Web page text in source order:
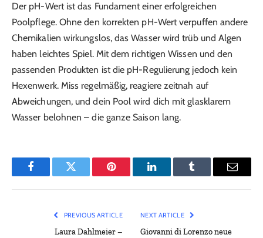
Der pH-Wert ist das Fundament einer erfolgreichen
Poolpflege. Ohne den korrekten pH-Wert verpuffen andere
Chemikalien wirkungslos, das Wasser wird trüb und Algen
haben leichtes Spiel. Mit dem richtigen Wissen und den
passenden Produkten ist die pH-Regulierung jedoch kein
Hexenwerk. Miss regelmäßig, reagiere zeitnah auf
Abweichungen, und dein Pool wird dich mit glasklarem
Wasser belohnen – die ganze Saison lang.
FacebookTwitter Pinterest LinkedInTumblr Email
PREVIOUS ARTICLE
Laura Dahlmeier –
NEXT ARTICLE
Giovanni di Lorenzo neue